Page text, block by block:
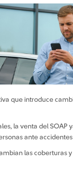
que introduce
la venta del
ante
las coberturas